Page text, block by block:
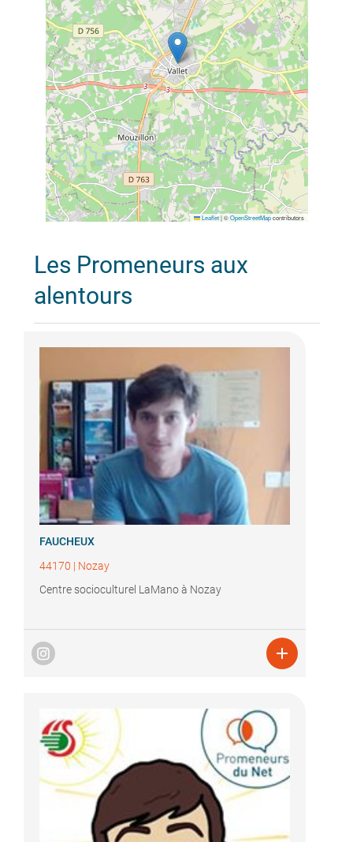
Leaflet |©OpenStreetMapcontributors
Les Promeneurs aux
alentours
FAUCHEUX
44170 | Nozay
Centre socioculturel LaMano à Nozay
